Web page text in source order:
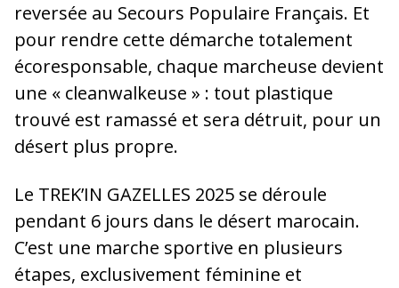
reversée au Secours Populaire Français. Et
pour rendre cette démarche totalement
écoresponsable, chaque marcheuse devient
une « cleanwalkeuse » : tout plastique
trouvé est ramassé et sera détruit, pour un
désert plus propre.
Le TREK’IN GAZELLES 2025 se déroule
pendant 6 jours dans le désert marocain.
C’est une marche sportive en plusieurs
étapes, exclusivement féminine et